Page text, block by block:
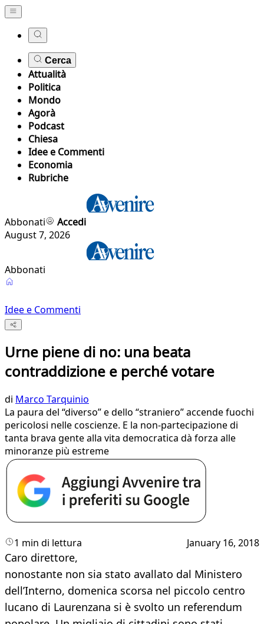
Cerca
Attualità
Politica
Mondo
Agorà
Podcast
Chiesa
Idee e Commenti
Economia
Rubriche
Abbonati
Accedi
August 7, 2026
Abbonati
Idee e Commenti
Urne piene di no: una beata
contraddizione e perché votare
di Marco Tarquinio
La paura del “diverso” e dello “straniero” accende fuochi
pericolosi nelle coscienze. E la non-partecipazione di
tanta brava gente alla vita democratica dà forza alle
minoranze più estreme
1 min di lettura January 16, 2018
Caro direttore,
nonostante non sia stato avallato dal Ministero
dell’Interno, domenica scorsa nel piccolo centro
lucano di Laurenzana si è svolto un referendum